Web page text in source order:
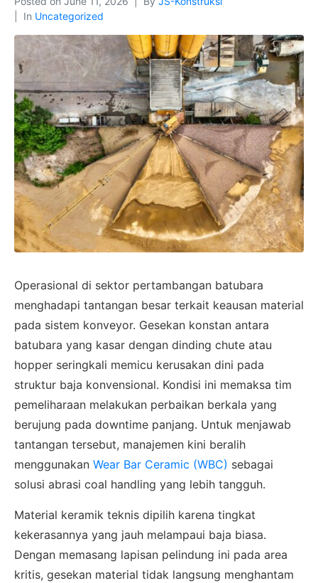
In Uncategorized
Operasional di sektor pertambangan batubara
menghadapi tantangan besar terkait keausan material
pada sistem konveyor. Gesekan konstan antara
batubara yang kasar dengan dinding chute atau
hopper seringkali memicu kerusakan dini pada
struktur baja konvensional. Kondisi ini memaksa tim
pemeliharaan melakukan perbaikan berkala yang
berujung pada downtime panjang. Untuk menjawab
tantangan tersebut, manajemen kini beralih
menggunakan Wear Bar Ceramic (WBC) sebagai
solusi abrasi coal handling yang lebih tangguh.
Material keramik teknis dipilih karena tingkat
kekerasannya yang jauh melampaui baja biasa.
Dengan memasang lapisan pelindung ini pada area
kritis, gesekan material tidak langsung menghantam